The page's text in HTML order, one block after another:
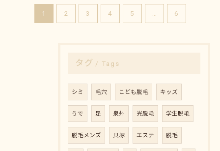
1 2 3 4 5 6
タグ Tags
シミ 毛穴 こども脱毛 キッズ
うで 足 泉州 光脱毛 学生脱毛
脱毛メンズ 貝塚 エステ 脱毛